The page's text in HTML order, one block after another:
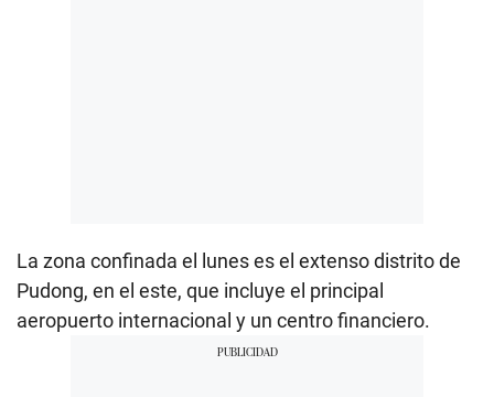
La zona confinada el lunes es el extenso distrito de
Pudong, en el este, que incluye el principal
aeropuerto internacional y un centro financiero.